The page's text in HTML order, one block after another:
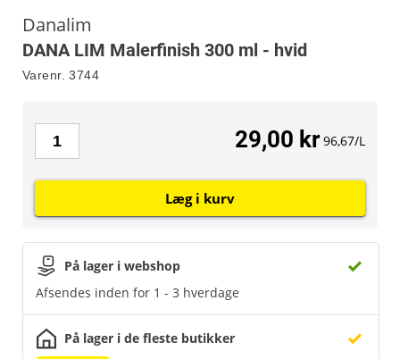
Danalim
DANA LIM Malerfinish 300 ml - hvid
Varenr. 3744
På lager i webshop
Afsendes inden for 1 - 3 hverdage
På lager i de fleste butikker
29,00 kr 96,67/L
Læg i kurv